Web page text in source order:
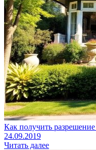
Как получить
24.09.2019
Читать далее